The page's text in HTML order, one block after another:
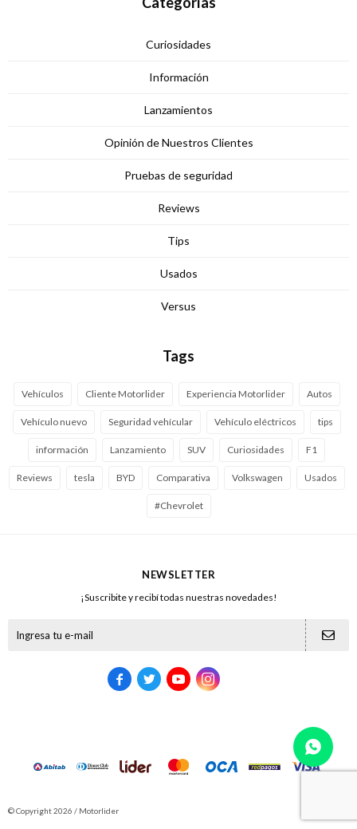
Curiosidades
Información
Lanzamientos
Opinión de Nuestros Clientes
Pruebas de seguridad
Reviews
Tips
Usados
Versus
Tags
Vehículos Cliente Motorlider Experiencia Motorlider Autos
Vehículo nuevo Seguridad vehícular Vehículo eléctricos tips
información Lanzamiento SUV Curiosidades F1
Reviews tesla BYD Comparativa Volkswagen Usados
#Chevrolet
NEWSLETTER
¡Suscribite y recibí todas nuestras novedades!
   
© Copyright 2026 / Motorlider